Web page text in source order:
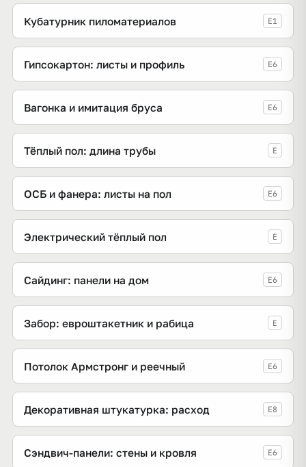
Кубатурник пиломатериалов E1
Гипсокартон: листы и профиль E6
Вагонка и имитация бруса E6
Тёплый пол: длина трубы E
ОСБ и фанера: листы на пол E6
Электрический тёплый пол E
Сайдинг: панели на дом E6
Забор: евроштакетник и рабица E
Потолок Армстронг и реечный E6
Декоративная штукатурка: расход E8
Сэндвич-панели: стены и кровля E6